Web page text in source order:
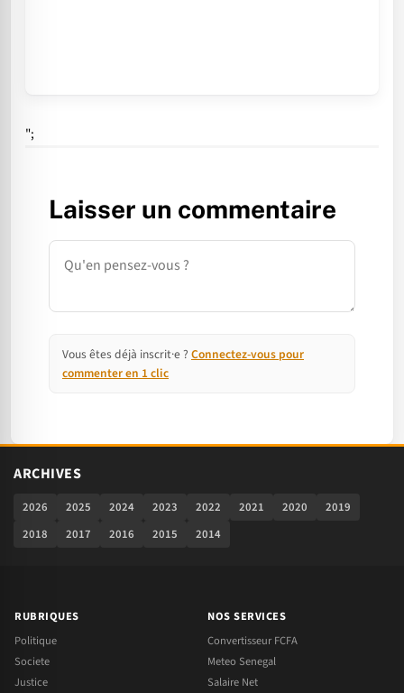
";
Laisser un commentaire
Commentaire
Vous êtes déjà inscrit·e ? Connectez-vous pour
commenter en 1 clic
ARCHIVES
2026 2025 2024 2023 2022 2021 2020
2019
2018
2017 2016 2015 2014
RUBRIQUES
Politique
Societe
Justice
NOS SERVICES
Convertisseur FCFA
Meteo Senegal
Salaire Net